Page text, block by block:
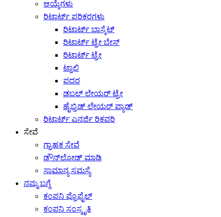
ಆಯ್ಕೆಗಳು
ರಿಟಾರ್ಟ್ ಪರಿಕರಗಳು
ರಿಟಾರ್ಟ್ ಬಾಸ್ಕೆಟ್
ರಿಟಾರ್ಟ್ ಟ್ರೇ ಬೇಸ್
ರಿಟಾರ್ಟ್ ಟ್ರೇ
ಟ್ರಾಲಿ
ಪದರ
ಡಬಲ್ ಲೇಯರ್ ಟ್ರೇ
ಹೈಬ್ರಿಡ್ ಲೇಯರ್ ಪ್ಯಾಡ್
ರಿಟಾರ್ಟ್ ಎನರ್ಜಿ ರಿಕವರಿ
ಸೇವೆ
ಗ್ರಾಹಕ ಸೇವೆ
ಡೌನ್‌ಲೋಡ್ ಮಾಡಿ
ಸಾಮಾನ್ಯ ಸಮಸ್ಯೆ
ನಮ್ಮ ಬಗ್ಗೆ
ಕಂಪನಿ ಪ್ರೊಫೈಲ್
ಕಂಪನಿ ಸಂಸ್ಕೃತಿ